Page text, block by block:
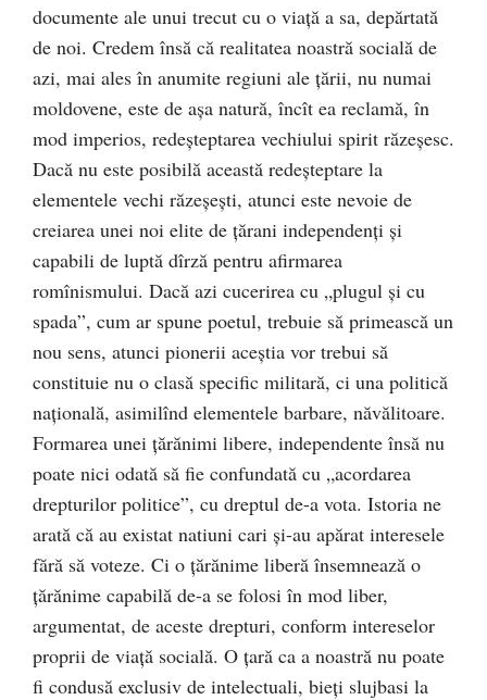
documente ale unui trecut cu o viaţă a sa, depărtată
de noi. Credem însă că realitatea noastră socială de
azi, mai ales în anumite regiuni ale ţării, nu numai
moldovene, este de aşa natură, încît ea reclamă, în
mod imperios, redeşteptarea vechiului spirit răzeșesc.
Dacă nu este posibilă această redeșteptare la
elementele vechi răzeşeşti, atunci este nevoie de
creiarea unei noi elite de ţărani independenţi şi
capabili de luptă dîrză pentru afirmarea
romînismului. Dacă azi cucerirea cu „plugul şi cu
spada”, cum ar spune poetul, trebuie să primească un
nou sens, atunci pionerii aceştia vor trebui să
constituie nu o clasă specific militară, ci una politică
naţională, asimilînd elementele barbare, năvălitoare.
Formarea unei ţărănimi libere, independente însă nu
poate nici odată să fie confundată cu „acordarea
drepturilor politice”, cu dreptul de-a vota. Istoria ne
arată că au existat natiuni cari şi-au apărat interesele
fără să voteze. Ci o țărănime liberă însemnează o
ţărănime capabilă de-a se folosi în mod liber,
argumentat, de aceste drepturi, conform intereselor
proprii de viaţă socială. O ţară ca a noastră nu poate
fi condusă exclusiv de intelectuali, bieţi slujbasi la